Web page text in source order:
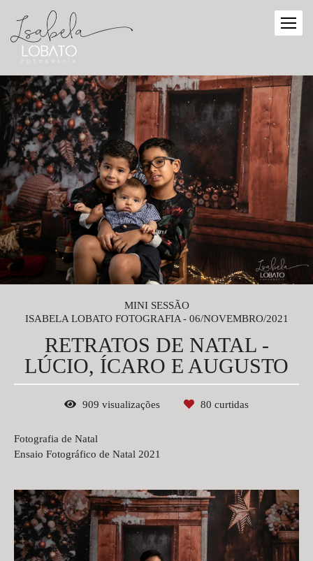
MINI SESSÃO
ISABELA LOBATO FOTOGRAFIA
06/NOVEMBRO/2021
RETRATOS DE NATAL -
LÚCIO, ÍCARO E AUGUSTO
909 visualizações 80 curtidas
Fotografia de Natal
Ensaio Fotográfico de Natal 2021